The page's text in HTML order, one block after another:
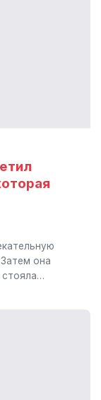
она
стояла…